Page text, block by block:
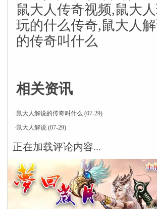
鼠大人传奇视频,鼠大
玩的什么传奇,鼠大人
的传奇叫什么
相关资讯
·鼠大人解说的传奇叫什么 (07-29)
·鼠大人解说 (07-29)
正在加载评论内容...